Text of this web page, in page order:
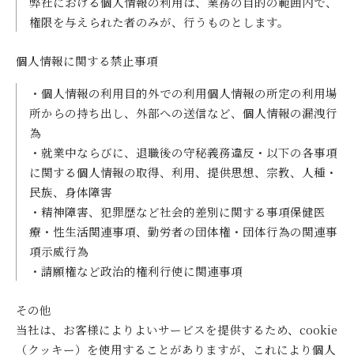
権限を与えられた者のみが、行うものとします。
個人情報に関する禁止事項
・個人情報の利用目的外での利用個人情報の所定の利用場
所からの持ち出し、外部への送信など、個人情報の漏洩行
為
・就業中ならびに、退職後の守秘義務違反・以下の各事項
に関する個人情報の取得、利用、提供思想、宗教、人種・
民族、身体障害
・精神障害、犯罪歴など社会的差別に関する事項保健医
療・性生活関連事項、勤労者の団体権・団体行為の関連事
項示威行為
・請願権など政治的権利行使に関連事項
その他
当社は、お客様によりよいサービスを提供するため、cookie
（クッキー）を使用することがありますが、これにより個人